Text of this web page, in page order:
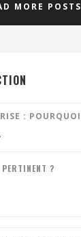
MORE POSTS
?